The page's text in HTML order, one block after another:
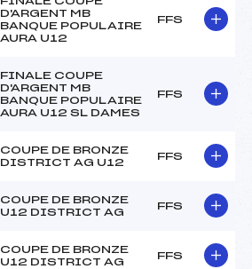
D'ARGENT MB
BANQUE POPULAIRE
AURA U12
FFS
FINALE COUPE
D'ARGENT MB
BANQUE POPULAIRE
AURA U12 SL DAMES
FFS
COUPE DE BRONZE
DISTRICT AG U12
FFS
COUPE DE BRONZE
U12 DISTRICT AG
FFS
COUPE DE BRONZE
U12 DISTRICT AG
FFS